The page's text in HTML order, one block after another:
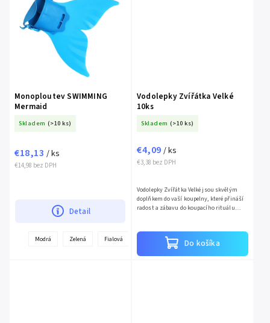
Monoploutev SWIMMING
Mermaid
Skladem (>10 ks)
€14,98 bez DPH
€18,13 / ks
Detail
Modrá Zelená Fialová Světle modrá
Vodolepky Zvířátka Velké
10ks
Skladem (>10 ks)
€3,38 bez DPH
€4,09 / ks
Do košíka
Vodolepky Zvířátka Velké jsou skvělým
doplňkem do vaší koupelny, které přináší
radost a zábavu do koupacího rituálu